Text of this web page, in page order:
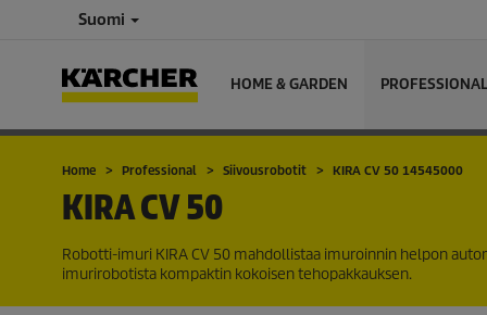
Suomi
HOME & GARDEN PROFESSIONAL
Home Professional Siivousrobotit KIRA CV 50 14545000
KIRA CV 50
Robotti-imuri KIRA CV 50 mahdollistaa imuroinnin helpon
imurirobotista kompaktin kokoisen tehopakkauksen.